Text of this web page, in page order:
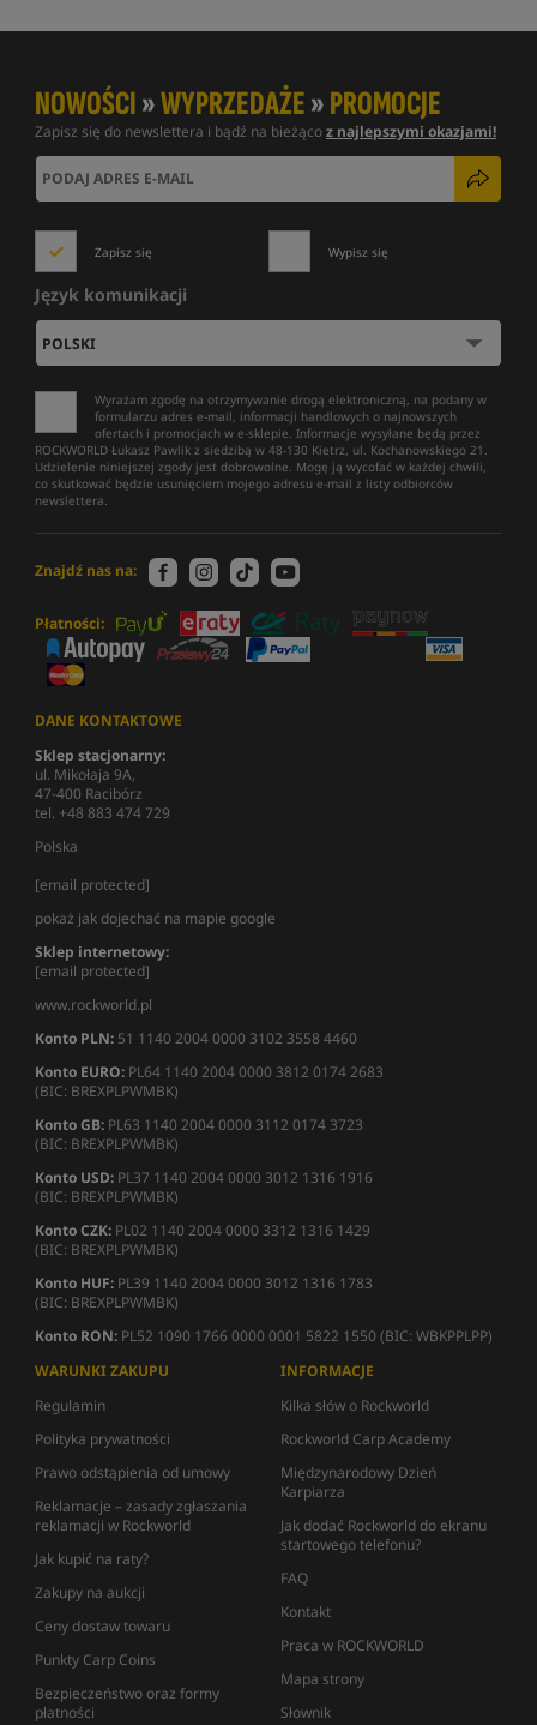
NOWOŚCI»WYPRZEDAŻE»PROMOCJE
Zapisz się do newslettera i bądź na bieżącoz najlepszymi okazjami!
Zapisz się Wypisz się
Język komunikacji
Wyrażam zgodę na otrzymywanie drogą elektroniczną, na podany w
formularzu adres e-mail, informacji handlowych o najnowszych
ofertach i promocjach w e-sklepie. Informacje wysyłane będą przez
ROCKWORLD Łukasz Pawlik z siedzibą w 48-130 Kietrz, ul. Kochanowskiego 21.
Udzielenie niniejszej zgody jest dobrowolne. Mogę ją wycofać w każdej chwili,
co skutkować będzie usunięciem mojego adresu e-mail z listy odbiorców
newslettera.
Znajdź nas na:
Płatności:
DANE KONTAKTOWE
Sklep stacjonarny:
ul. Mikołaja 9A,
47-400 Racibórz
tel. +48 883 474 729
Polska
[email protected]
pokaż jak dojechać na mapie google
Sklep internetowy:
[email protected]
www.rockworld.pl
Konto PLN: 51 1140 2004 0000 3102 3558 4460
Konto EURO: PL64 1140 2004 0000 3812 0174 2683
(BIC: BREXPLPWMBK)
Konto GB: PL63 1140 2004 0000 3112 0174 3723
(BIC: BREXPLPWMBK)
Konto USD: PL37 1140 2004 0000 3012 1316 1916
(BIC: BREXPLPWMBK)
Konto CZK: PL02 1140 2004 0000 3312 1316 1429
(BIC: BREXPLPWMBK)
Konto HUF: PL39 1140 2004 0000 3012 1316 1783
(BIC: BREXPLPWMBK)
Konto RON: PL52 1090 1766 0000 0001 5822 1550 (BIC: WBKPPLPP)
WARUNKI ZAKUPU
Regulamin
Polityka prywatności
Prawo odstąpienia od umowy
Reklamacje – zasady zgłaszania
reklamacji w Rockworld
Jak kupić na raty?
Zakupy na aukcji
Ceny dostaw towaru
Punkty Carp Coins
Bezpieczeństwo oraz formy
płatności
INFORMACJE
Kilka słów o Rockworld
Rockworld Carp Academy
Międzynarodowy Dzień
Karpiarza
Jak dodać Rockworld do ekranu
startowego telefonu?
FAQ
Kontakt
Praca w ROCKWORLD
Mapa strony
Słownik